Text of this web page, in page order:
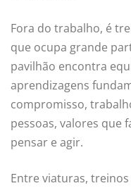
Fora do trabalho, é
que ocupa grande
pavilhão encontra
aprendizagens
compromisso,
pessoas, valores que
pensar e agir.
Entre viaturas,